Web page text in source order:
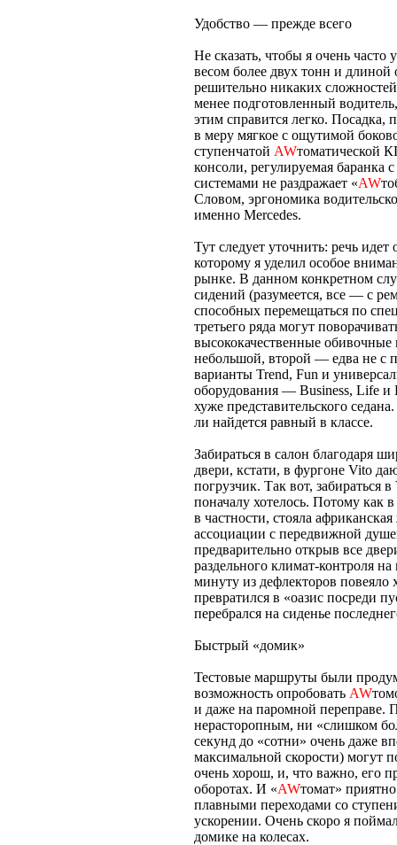
Удобство — прежде всего
Не сказать, чтобы я очень
весом более двух тонн и длиной
решительно никаких
менее подготовленный
этим справится легко. Посадка,
в меру мягкое с ощутимой
ступенчатой AWтоматической
консоли, регулируемая баранка
системами не раздражает «AW
Словом, эргономика
именно Mercedes.
Тут следует уточнить: речь
которому я уделил особое
рынке. В данном конкретном
сидений (разумеется, все — с
способных перемещаться по
третьего ряда могут
высококачественные
небольшой, второй — едва не с
варианты Trend, Fun и
оборудования — Business, Life
хуже представительского
ли найдется равный в классе.
Забираться в салон благодаря
двери, кстати, в фургоне Vito
погрузчик. Так вот, забираться
поначалу хотелось. Потому как
в частности, стояла
ассоциации с передвижной
предварительно открыв все
раздельного климат-контроля
минуту из дефлекторов
превратился в «оазис посреди
перебрался на сиденье
Быстрый «домик»
Тестовые маршруты были
возможность опробовать AW
и даже на паромной переправе.
нерасторопным, ни «слишком
секунд до «сотни» очень даже
максимальной скорости) могут
очень хорош, и, что важно, его
оборотах. И «AWтомат»
плавными переходами со
ускорении. Очень скоро я
домике на колесах.